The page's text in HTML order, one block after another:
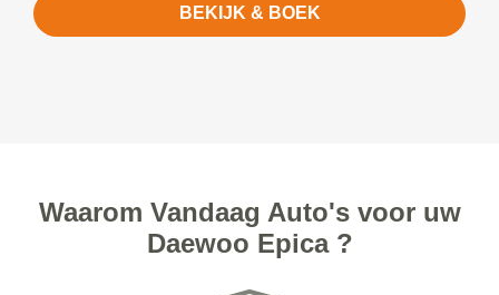
BEKIJK & BOEK
Waarom Vandaag Auto's voor uw
Daewoo Epica ?